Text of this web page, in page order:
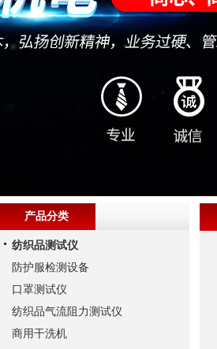
产品分类
纺织品测试仪
防护服检测设备
口罩测试仪
纺织品气流阻力测试仪
商用干洗机